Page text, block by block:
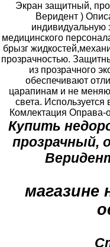
Экран защитный,
Веридент )
индивидуальную
медицинского
брызг
прозрачностью.
из прозрачного
обеспечивают
царапинам и не
света. Используется
Комлектация
Купить
прозрачный,
магазине